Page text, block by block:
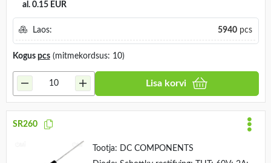
al. 0.15 EUR
Laos: 5940pcs
Kogus pcs(mitmekordsus: 10)
Lisa korvi
SR260
Tootja: DC COMPONENTS